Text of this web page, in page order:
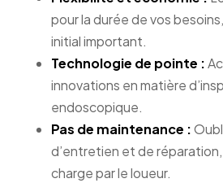
pour la durée de vos
initial important.
Technologie de pointe :
innovations en matière
endoscopique.
Pas de maintenance :
d’entretien et de
charge par le loueur.